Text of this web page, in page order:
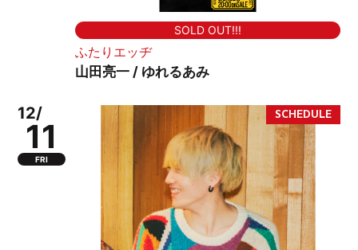
SOLD OUT!!!
ふたりエッヂ
山田亮一 / ゆれるあみ
12/
11
FRI